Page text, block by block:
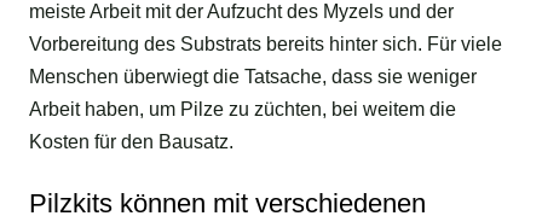
meiste Arbeit mit der Aufzucht des Myzels und der
Vorbereitung des Substrats bereits hinter sich. Für viele
Menschen überwiegt die Tatsache, dass sie weniger
Arbeit haben, um Pilze zu züchten, bei weitem die
Kosten für den Bausatz.
Pilzkits können mit verschiedenen